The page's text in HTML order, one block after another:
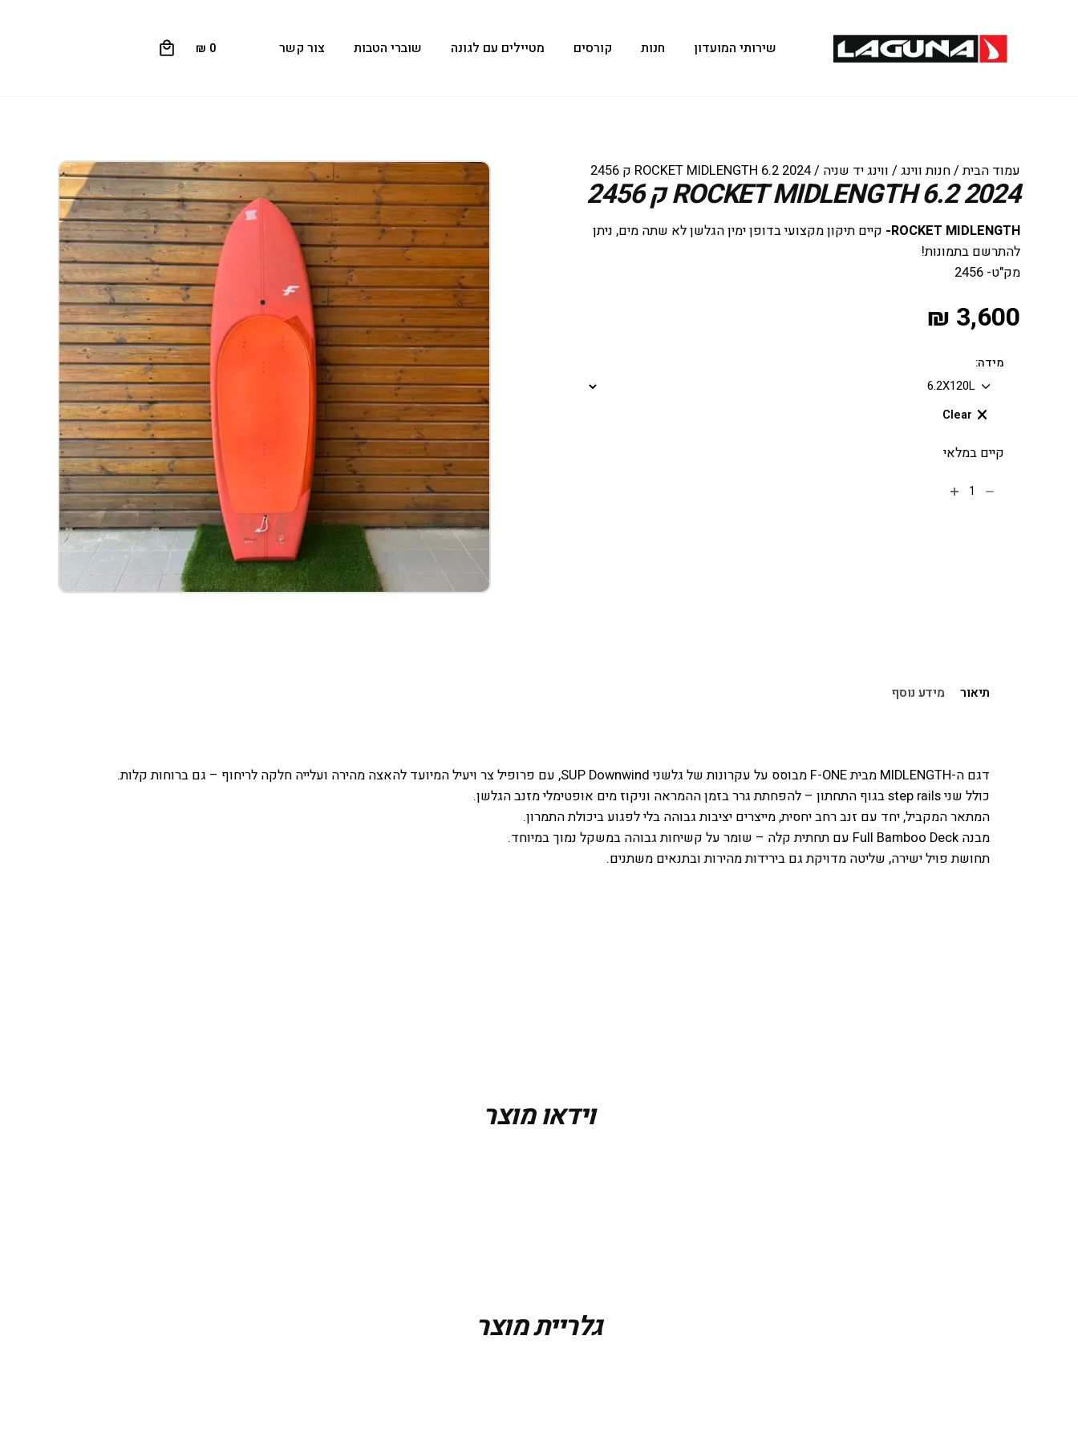
שירותי המועדון חנות קורסים מטיילים עם לגונה שוברי הטבות צור קשר ₪ 0
עמוד הבית/חנות ווינג/ ווינג יד שניה / 2024 ROCKET MIDLENGTH 6.2 ק 2456
2024 ROCKET MIDLENGTH 6.2 ק 2456
ROCKET MIDLENGTH- קיים תיקון מקצועי בדופן ימין הגלשן לא שתה מים, ניתן
להתרשם בתמונות!
מק"ט- 2456
מידה:
Clear
קיים במלאי
₪ 3,600
תיאור מידע נוסף
דגם ה-MIDLENGTH מבית F-ONE מבוסס על עקרונות של גלשני SUP Downwind, עם פרופיל צר ויעיל המיועד להאצה מהירה ועלייה חלקה לריחוף – גם ברוחות קלות.
כולל שני step rails בגוף התחתון – להפחתת גרר בזמן ההמראה וניקוז מים אופטימלי מזנב הגלשן.
המתאר המקביל, יחד עם זנב רחב יחסית, מייצרים יציבות גבוהה בלי לפגוע ביכולת התמרון.
מבנה Full Bamboo Deck עם תחתית קלה – שומר על קשיחות גבוהה במשקל נמוך במיוחד.
תחושת פויל ישירה, שליטה מדויקת גם בירידות מהירות ובתנאים משתנים.
וידאו מוצר
גלריית מוצר